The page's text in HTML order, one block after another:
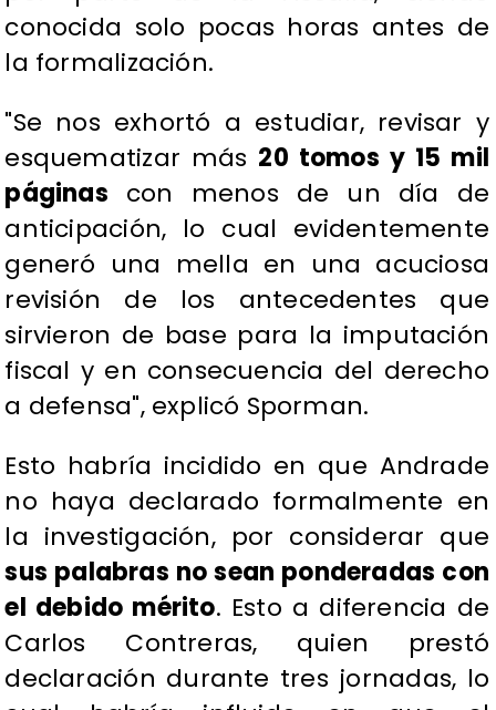
conocida solo pocas horas antes de
la formalización.
​"Se nos exhortó a estudiar, revisar y
esquematizar más 20 tomos y 15 mil
páginas con menos de un día de
anticipación, lo cual evidentemente
generó una mella en una acuciosa
revisión de los antecedentes que
sirvieron de base para la imputación
fiscal y en consecuencia del derecho
a defensa", explicó Sporman.
Esto habría incidido en que Andrade
no haya declarado formalmente en
la investigación, por considerar que
sus palabras no sean ponderadas con
el debido mérito. Esto a diferencia de
Carlos Contreras, quien prestó
declaración durante tres jornadas, lo